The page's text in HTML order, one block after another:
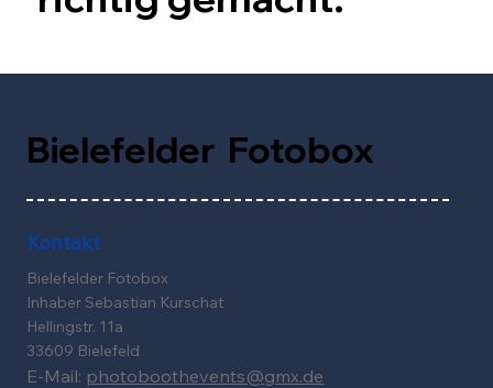
Bielefelder Fotobox
Kontakt
Bielefelder Fotobox
Inhaber Sebastian Kurschat
Hellingstr. 11a
33609 Bielefeld
E-Mail: photoboothevents@gmx.de